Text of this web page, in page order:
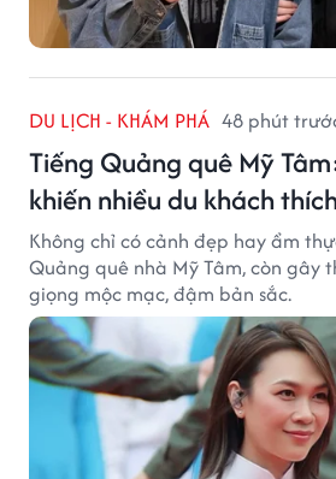
DU LỊCH - KHÁM PHÁ 48 phút
Tiếng Quảng quê Mỹ
khiến nhiều du khách
Không chỉ có cảnh đẹp hay ẩm
Quảng quê nhà Mỹ Tâm, còn gây
giọng mộc mạc, đậm bản sắc.